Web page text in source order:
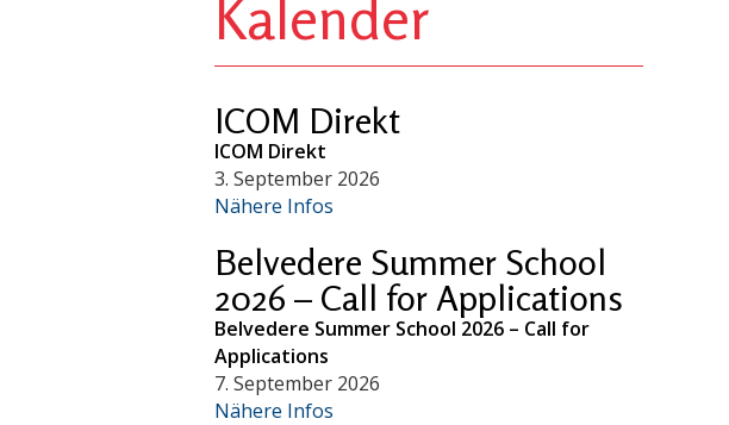
Kalender
ICOM Direkt
ICOM Direkt
3. September 2026
Nähere Infos
Belvedere Summer School
2026 – Call for Applications
Belvedere Summer School 2026 – Call for
Applications
7. September 2026
Nähere Infos